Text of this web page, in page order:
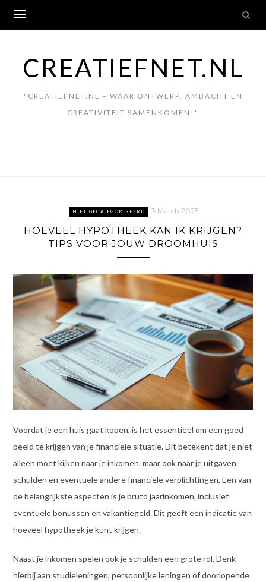
content
CREATIEFNET.NL
"CREATIEFNET.NL – WAAR ONTWERP, AMBACHT EN
CREATIVITEIT SAMENKOMEN!"
NIET GECATEGORISEERD 3 March 2025
HOEVEEL HYPOTHEEK KAN IK KRIJGEN?
TIPS VOOR JOUW DROOMHUIS
Voordat je een huis gaat kopen, is het essentieel om een goed
beeld te krijgen van je financiële situatie. Dit betekent dat je niet
alleen moet kijken naar je inkomen, maar ook naar je uitgaven,
schulden en eventuele andere financiële verplichtingen. Een van
de belangrijkste aspecten is je bruto jaarinkomen, inclusief
eventuele bonussen en vakantiegeld. Dit geeft een indicatie van
hoeveel hypotheek je kunt krijgen.
Naast je inkomen spelen ook je schulden een grote rol. Denk
hierbij aan studieleningen, persoonlijke leningen of doorlopende